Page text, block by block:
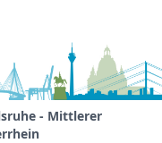
- Mittlerer